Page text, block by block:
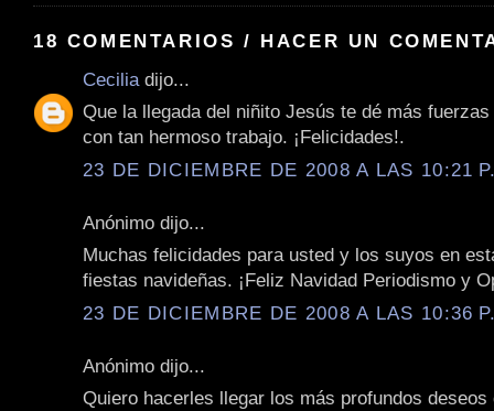
18 COMENTARIOS / HACER UN
Cecilia dijo...
Que la llegada del niñito Jesús te dé más
con tan hermoso trabajo. ¡Felicidades!.
23 DE DICIEMBRE DE 2008 A LAS 10:21
Anónimo dijo...
Muchas felicidades para usted y los suyos en
fiestas navideñas. ¡Feliz Navidad Periodismo y
23 DE DICIEMBRE DE 2008 A LAS 10:36
Anónimo dijo...
Quiero hacerles llegar los más profundos deseos